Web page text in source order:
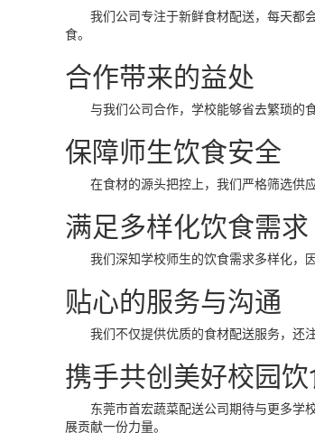
我们公司专注于新鲜食材配送，每天都会
食。
合作带来的益处
与我们公司合作，学校能够省去繁琐的食
保障师生饮食安全
在食材的源头把控上，我们严格筛选供应
满足多样化饮食需求
我们深知学校师生的饮食需求多样化，因
贴心的服务与沟通
我们不仅提供优质的食材配送服务，还注
携手共创美好校园饮
东莞市首宏蔬菜配送公司期待与更多学校
展贡献一份力量。